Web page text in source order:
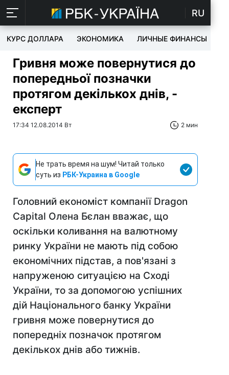
RU
КУРС ДОЛЛАРА ЭКОНОМИКА ЛИЧНЫЕ ФИНАНСЫ
Гривня може повернутися до
попередньої позначки
протягом декількох днів, -
експерт
17:34 12.08.2014 Вт 2 мин
Не трать время на шум! Читай только
суть из РБК-Украина в Google
Головний економіст компанії Dragon
Capital Олена Бєлан вважає, що
оскільки коливання на валютному
ринку України не мають під собою
економічних підстав, а пов'язані з
напруженою ситуацією на Сході
України, то за допомогою успішних
дій Національного банку України
гривня може повернутися до
попередніх позначок протягом
декількох днів або тижнів.